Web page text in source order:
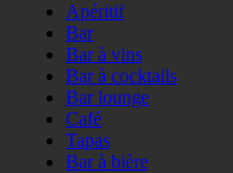
Apéritif
Bar
Bar à vins
Bar à cocktails
Bar lounge
Café
Tapas
Bar à bière